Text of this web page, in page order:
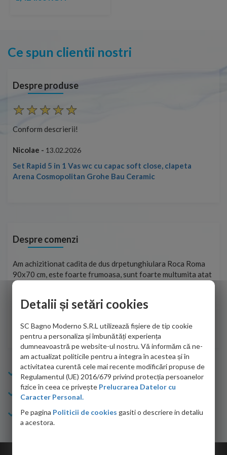
Ce spun clientii nostri
Despre produse
Conform descrierii!
Nicolae - 13.02.2026
Set Rapid 5 in 1 Vas wc cu capac soft close, clapeta
Arena Cosmopolitan Grohe Bau Ceramic
Despre comenzi
Am achizitionat cadita de dus drpetunghiulara Roca Roma
90x70 cm, este foarte frumoasa, sunt foarte multumita atat
de personalul firmei dvs. cu care am colaborat in obtinerea
adus coletul in siguranta.Numai bine, va doresc!
Sofrone Viviana -28.07.2026
Info Bagno
Cumparaturi
Suport clienti
Detalii și setări cookies
SC Bagno Moderno S.R.L utilizează fișiere de tip cookie
pentru a personaliza și îmbunătăți experiența
dumneavoastră pe website-ul nostru. Vă informăm că ne-
am actualizat politicile pentru a integra în acestea și în
activitatea curentă cele mai recente modificări propuse de
Regulamentul (UE) 2016/679 privind protecția persoanelor
fizice în ceea ce privește Prelucrarea Datelor cu
Caracter Personal.
Pe pagina Politicii de cookies gasiti o descriere in detaliu
a acestora.